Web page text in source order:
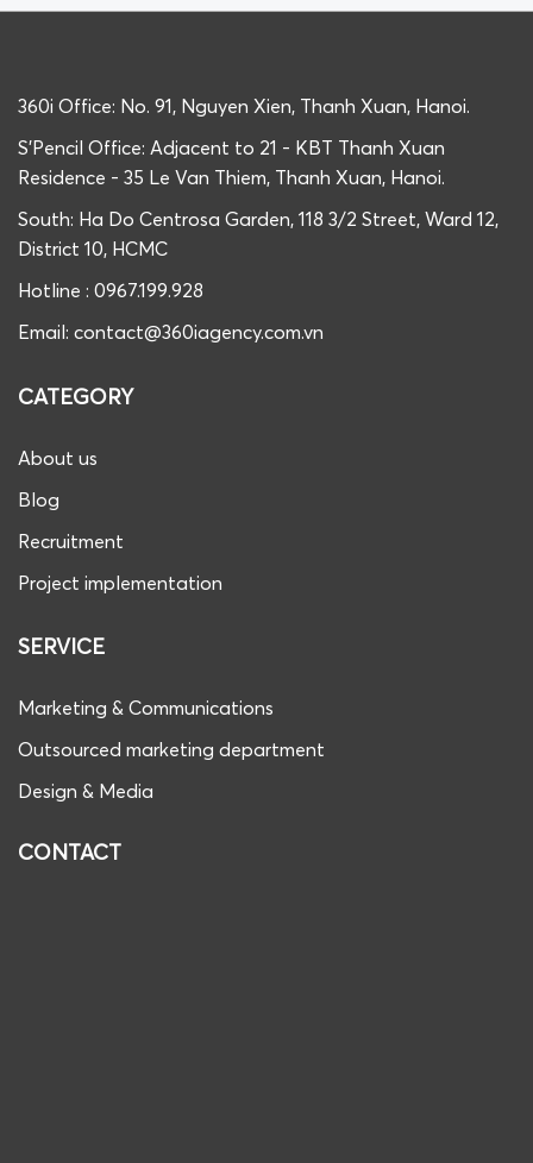
360i Office: No. 91, Nguyen Xien, Thanh Xuan, Hanoi.
S'Pencil Office: Adjacent to 21 - KBT Thanh Xuan
Residence - 35 Le Van Thiem, Thanh Xuan, Hanoi.
South: Ha Do Centrosa Garden, 118 3/2 Street, Ward 12,
District 10, HCMC
Hotline : 0967.199.928
Email: contact@360iagency.com.vn
CATEGORY
About us
Blog
Recruitment
Project implementation
SERVICE
Marketing & Communications
Outsourced marketing department
Design & Media
CONTACT